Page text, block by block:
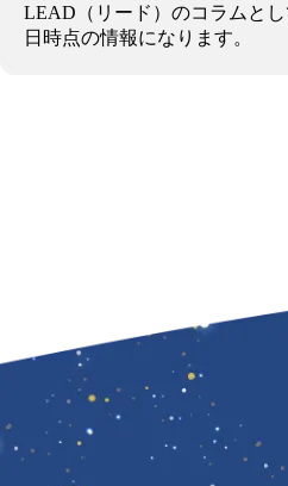
LEAD（リード）のコラムと
日時点の情報になります。